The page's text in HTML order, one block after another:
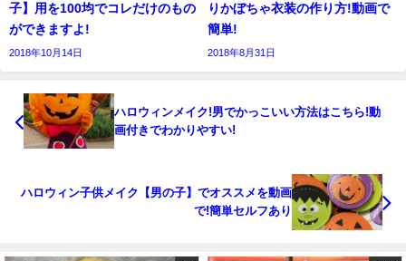
子】用を100均でコレだけのもの
ができますよ!
2018年10月14日
りかぼちゃ衣装の作り方!動画で
簡単!
2018年8月31日
ハロウィンメイク!男でかっこいい方法はこちら!動
画付きでわかりやすい!
ハロウィン子供メイク【男の子】でオススメを動画
で!簡単セルフあり